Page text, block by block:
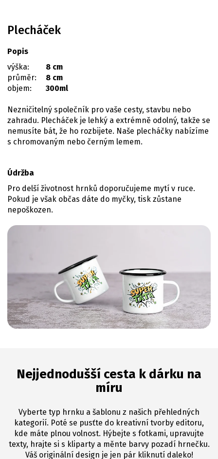
Plecháček
Popis
výška:
8 cm
průměr:
8 cm
objem:
300ml
Nezničitelný společník pro vaše cesty, stavbu nebo
zahradu. Plecháček je lehký a extrémně odolný, takže se
nemusíte bát, že ho rozbijete. Naše plecháčky nabízíme
s chromovaným nebo černým lemem.
Údržba
Pro delší životnost hrnků doporučujeme mytí v ruce.
Pokud je však občas dáte do myčky, tisk zůstane
nepoškozen.
Nejjednodušší cesta k dárku na
míru
Vyberte typ hrnku a šablonu z našich přehledných
kategorií. Poté se pusťte do kreativní tvorby editoru,
kde máte plnou volnost. Hýbejte s fotkami, upravujte
texty, hrajte si s kliparty a měnte barvy pozadí hrnečku.
Váš originální design je jen pár kliknutí daleko!